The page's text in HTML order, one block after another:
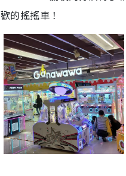
歡的搖搖車！